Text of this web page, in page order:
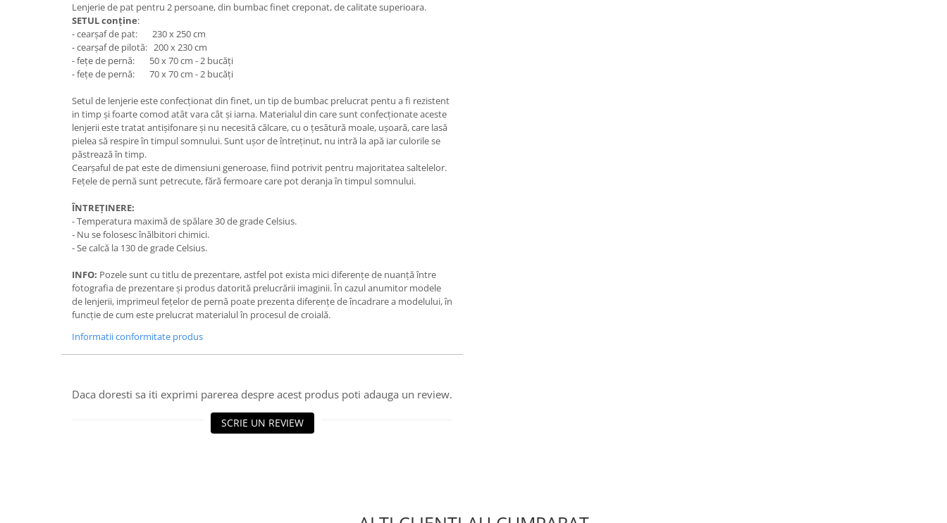
Lenjerie de pat pentru 2 persoane, din bumbac finet creponat, de calitate superioara.
SETUL conține:
- cearșaf de pat: 230 x 250 cm
- cearșaf de pilotă: 200 x 230 cm
- fețe de pernă: 50 x 70 cm - 2 bucăți
- fețe de pernă: 70 x 70 cm - 2 bucăți
Setul de lenjerie este confecționat din finet, un tip de bumbac prelucrat pentu a fi rezistent
in timp și foarte comod atât vara cât și iarna. Materialul din care sunt confecționate aceste
lenjerii este tratat antișifonare și nu necesită călcare, cu o țesătură moale, ușoară, care lasă
pielea să respire în timpul somnului. Sunt ușor de întreținut, nu intră la apă iar culorile se
păstrează în timp.
Cearșaful de pat este de dimensiuni generoase, fiind potrivit pentru majoritatea saltelelor.
Fețele de pernă sunt petrecute, fără fermoare care pot deranja în timpul somnului.
ÎNTREȚINERE:
- Temperatura maximă de spălare 30 de grade Celsius.
- Nu se folosesc înălbitori chimici.
- Se calcă la 130 de grade Celsius.
INFO: Pozele sunt cu titlu de prezentare, astfel pot exista mici diferențe de nuanță între
fotografia de prezentare și produs datorită prelucrării imaginii. În cazul anumitor modele
de lenjerii, imprimeul fețelor de pernă poate prezenta diferențe de încadrare a modelului, în
funcție de cum este prelucrat materialul în procesul de croială.
Informatii conformitate produs
Daca doresti sa iti exprimi parerea despre acest produs poti adauga un review.
SCRIE UN REVIEW